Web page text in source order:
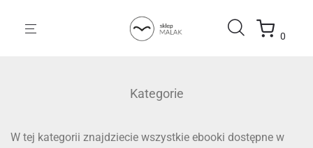
0
Kategorie
W tej kategorii znajdziecie wszystkie ebooki dostępne w